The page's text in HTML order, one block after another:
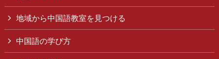
地域から中国語教室を見つける
中国語の学び方